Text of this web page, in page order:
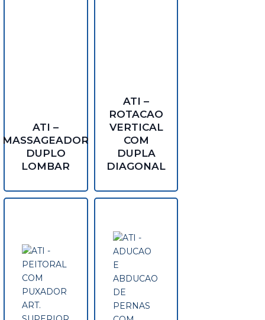
ATI –
MASSAGEADOR
DUPLO
LOMBAR
ATI –
ROTACAO
VERTICAL
COM
DUPLA
DIAGONAL